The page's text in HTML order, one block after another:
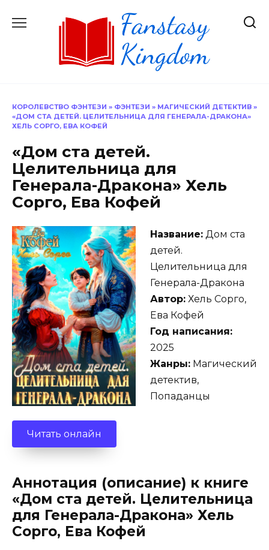
КОРОЛЕВСТВО ФЭНТЕЗИ » ФЭНТЕЗИ » МАГИЧЕСКИЙ ДЕТЕКТИВ »
«ДОМ СТА ДЕТЕЙ. ЦЕЛИТЕЛЬНИЦА ДЛЯ ГЕНЕРАЛА-ДРАКОНА»
ХЕЛЬ СОРГО, ЕВА КОФЕЙ
«Дом ста детей.
Целительница для
Генерала-Дракона» Хель
Сорго, Ева Кофей
Название: Дом ста
детей.
Целительница для
Генерала-Дракона
Автор: Хель Сорго,
Ева Кофей
Год написания:
2025
Жанры: Магический
детектив,
Попаданцы
Читать онлайн
Аннотация (описание) к книге
«Дом ста детей. Целительница
для Генерала-Дракона» Хель
Сорго, Ева Кофей